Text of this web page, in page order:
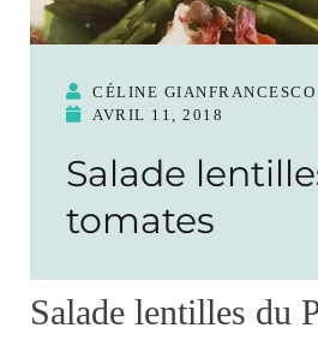
CÉLINE GIANFRANCESCO
AVRIL 11, 2018
Salade
tomates
Salade lentilles du